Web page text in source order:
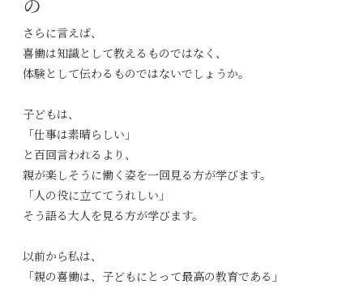
の
さらに言えば、
喜働は知識として教えるものではなく、
体験として伝わるものではないでしょうか。
子どもは、
「仕事は素晴らしい」
と百回言われるより、
親が楽しそうに働く姿を一回見る方が学びます。
「人の役に立ててうれしい」
そう語る大人を見る方が学びます。
以前から私は、
「親の喜働は、子どもにとって最高の教育である」